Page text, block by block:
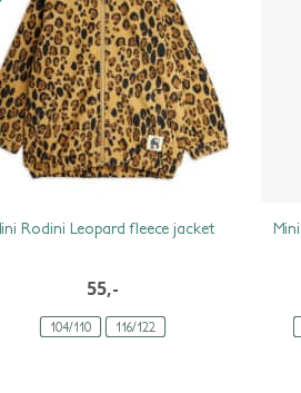
104/110 116/122
Rodini Leopard fleece jacket
55,-